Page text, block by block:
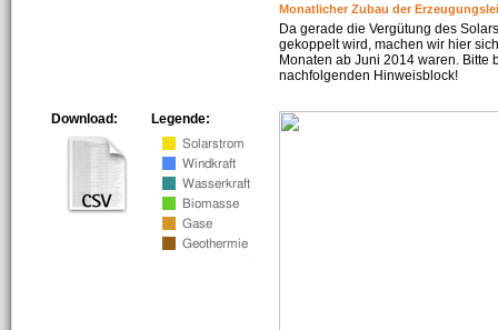
Monatlicher Zubau der
Da gerade die Vergütung des
gekoppelt wird, machen wir hier
Monaten ab Juni 2014 waren. Bitte
nachfolgenden Hinweisblock!
Legende:
Download: